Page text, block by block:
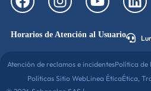
Horarios de Atención al Usuario
Atención de reclamos e incidentesPolítica de
Políticas Sitio WebLinea ÉticaÉtica,